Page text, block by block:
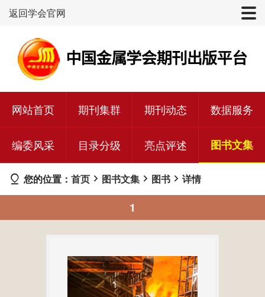
返回学会官网
网站首页 期刊集群 期刊动态 数据服务
编委风采 目录分级 亮点评述 图书文集
您的位置： 首页 图书文集 图书 详情
1